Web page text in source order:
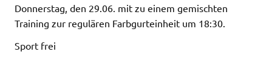
Donnerstag, den 29.06. mit zu einem gemischten
Training zur regulären Farbgurteinheit um 18:30.
Sport frei